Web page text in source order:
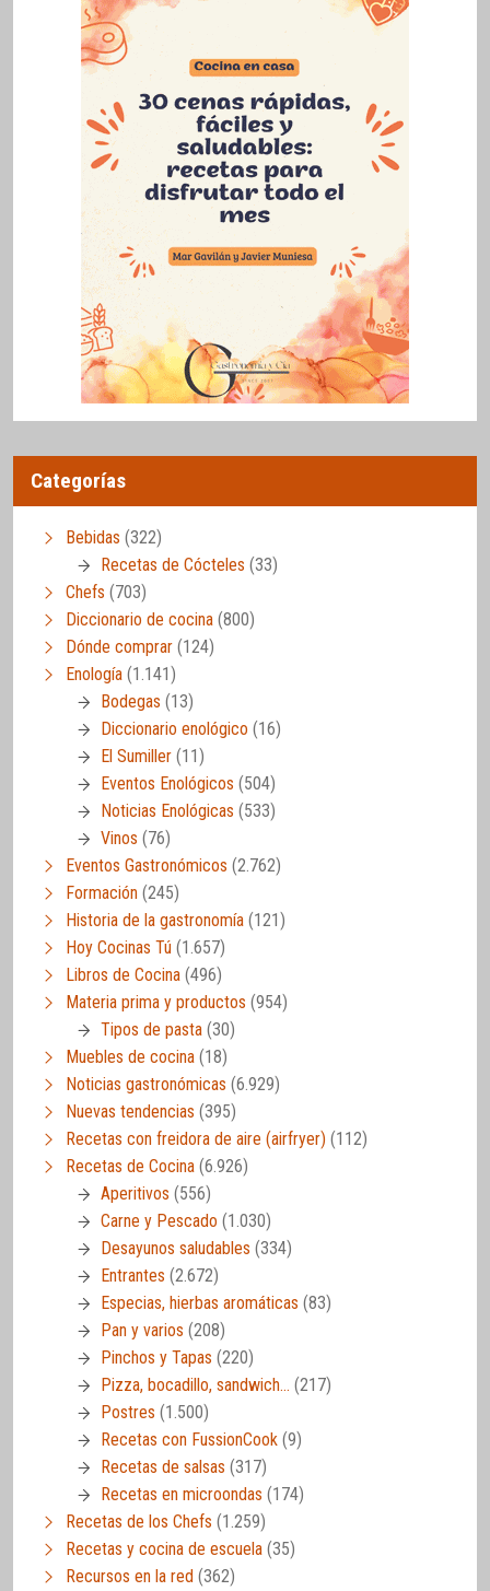
Categorías
Bebidas (322)
Recetas de Cócteles (33)
Chefs (703)
Diccionario de cocina (800)
Dónde comprar (124)
Enología (1.141)
Bodegas (13)
Diccionario enológico (16)
El Sumiller (11)
Eventos Enológicos (504)
Noticias Enológicas (533)
Vinos (76)
Eventos Gastronómicos (2.762)
Formación (245)
Historia de la gastronomía (121)
Hoy Cocinas Tú (1.657)
Libros de Cocina (496)
Materia prima y productos (954)
Tipos de pasta (30)
Muebles de cocina (18)
Noticias gastronómicas (6.929)
Nuevas tendencias (395)
Recetas con freidora de aire (airfryer) (112)
Recetas de Cocina (6.926)
Aperitivos (556)
Carne y Pescado (1.030)
Desayunos saludables (334)
Entrantes (2.672)
Especias, hierbas aromáticas (83)
Pan y varios (208)
Pinchos y Tapas (220)
Pizza, bocadillo, sandwich… (217)
Postres (1.500)
Recetas con FussionCook (9)
Recetas de salsas (317)
Recetas en microondas (174)
Recetas de los Chefs (1.259)
Recetas y cocina de escuela (35)
Recursos en la red (362)